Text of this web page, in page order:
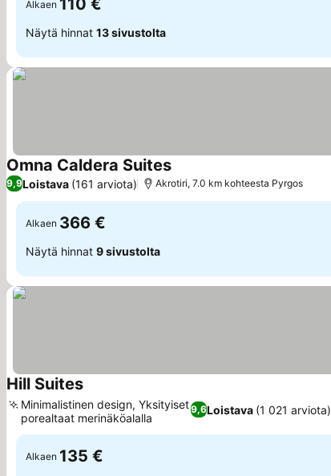
Alkaen 110 €
Näytä hinnat 13 sivustolta
Omna Caldera SuitesKatso hinnat
9,9Loistava (161 arviota) Akrotiri, 7.0 km kohteesta Pyrgos
Alkaen 366 €
Näytä hinnat 9 sivustolta
Hill SuitesKatso hinnat
9,6Loistava (1 021 arviota)
Minimalistinen design, Yksityiset
porealtaat merinäköalalla
Alkaen 135 €